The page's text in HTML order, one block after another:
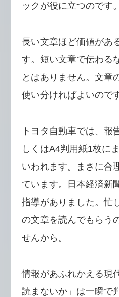
ックが役に立つのです。
長い文章ほど価値があ
す。短い文章で伝わる
とはありません。文章
使い分ければよいのです
トヨタ自動車では、報
しくはA4判用紙1枚に
いわれます。まさに合
ています。日本経済新
指導がありました。忙
の文章を読んでもらう
せんから。
情報があふれかえる現
読まないか」は一瞬で